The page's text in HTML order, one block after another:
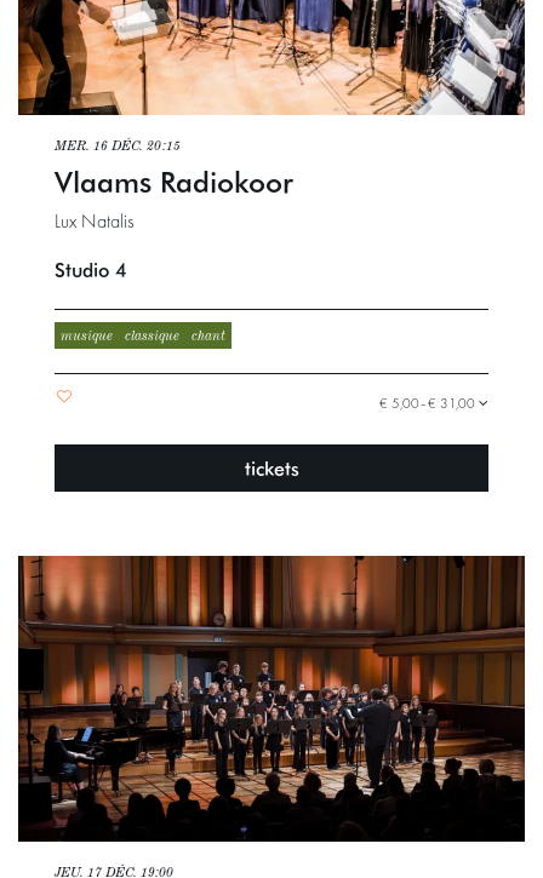
Vlaams Radiokoor
Lux Natalis
MER. 16 DÉC. 20:15
Studio 4
musique classique chant
€ 5,00–€ 31,00
tickets
JEU. 17 DÉC. 19:00